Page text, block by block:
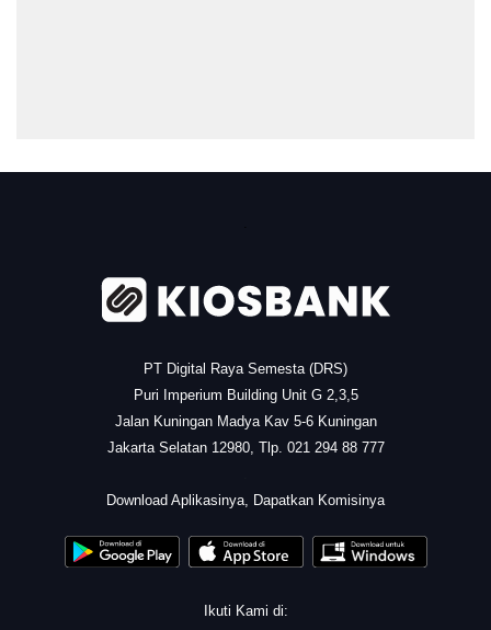
PT Digital Raya Semesta (DRS)
Puri Imperium Building Unit G 2,3,5
Jalan Kuningan Madya Kav 5-6 Kuningan
Jakarta Selatan 12980, Tlp. 021 294 88 777
Download Aplikasinya, Dapatkan Komisinya
Ikuti Kami di: